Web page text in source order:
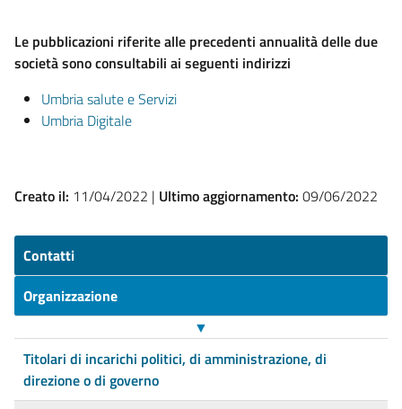
Le pubblicazioni riferite alle precedenti annualità delle due
società sono consultabili ai seguenti indirizzi
Umbria salute e Servizi
Umbria Digitale
Creato il: 11/04/2022 | Ultimo aggiornamento: 09/06/2022
Contatti
Organizzazione
▼
Titolari di incarichi politici, di amministrazione, di
direzione o di governo